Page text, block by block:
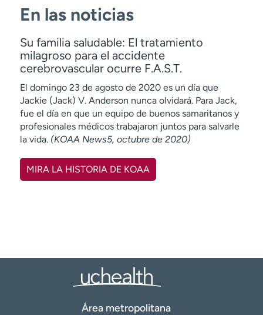
En las noticias
Su familia saludable: El tratamiento
milagroso para el accidente
cerebrovascular ocurre F.A.S.T.
El domingo 23 de agosto de 2020 es un día que
Jackie (Jack) V. Anderson nunca olvidará. Para Jack,
fue el día en que un equipo de buenos samaritanos y
profesionales médicos trabajaron juntos para salvarle
la vida. (KOAA News5, octubre de 2020)
MIRA LA HISTORIA DE KOAA
Área metropolitana